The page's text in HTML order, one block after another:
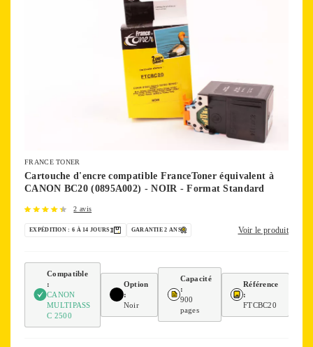
FRANCE TONER
Cartouche d'encre compatible FranceToner équivalent à
CANON BC20 (0895A002) - NOIR - Format Standard
2 avis
EXPÉDITION : 6 À 14 JOURS GARANTIE 2 ANS Voir le produit
Compatible
:
CANON
MULTIPASS
C 2500
Option
:
Noir
Capacité
:
900
pages
Référence
:
FTCBC20